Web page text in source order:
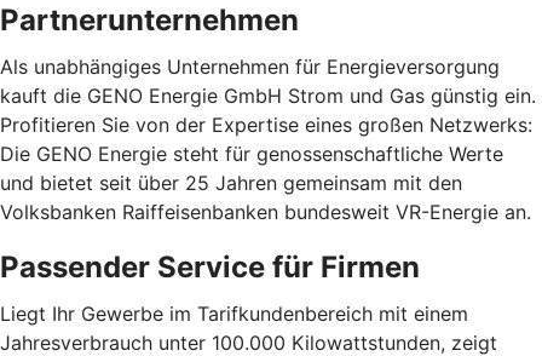
Partnerunternehmen
Als unabhängiges Unternehmen für Energieversorgung
kauft die GENO Energie GmbH Strom und Gas günstig ein.
Profitieren Sie von der Expertise eines großen Netzwerks:
Die GENO Energie steht für genossenschaftliche Werte
und bietet seit über 25 Jahren gemeinsam mit den
Volksbanken Raiffeisenbanken bundesweit VR-Energie an.
Passender Service für Firmen
Liegt Ihr Gewerbe im Tarifkundenbereich mit einem
Jahresverbrauch unter 100.000 Kilowattstunden, zeigt